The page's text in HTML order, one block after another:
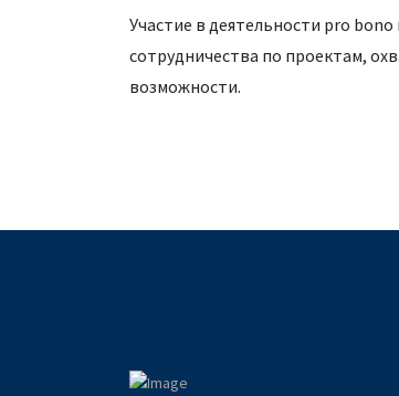
Участие в деятельности pro
сотрудничества по проектам,
возможности.